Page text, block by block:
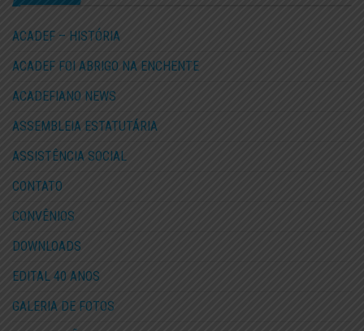
ACADEF – HISTÓRIA
ACADEF FOI ABRIGO NA ENCHENTE
ACADEFIANO NEWS
ASSEMBLEIA ESTATUTÁRIA
ASSISTÊNCIA SOCIAL
CONTATO
CONVÊNIOS
DOWNLOADS
EDITAL 40 ANOS
GALERIA DE FOTOS